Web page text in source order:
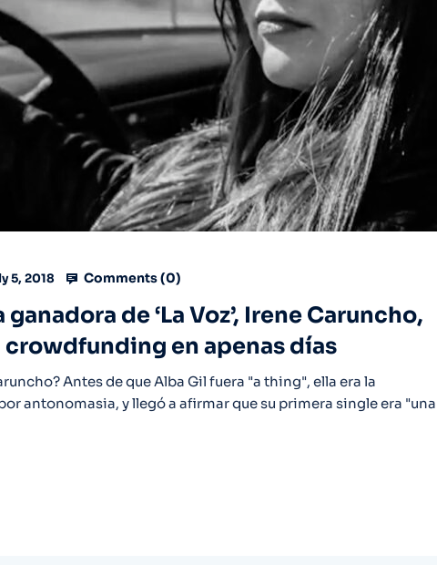
5, 2018 Comments (0)
de ‘La Voz’, Irene Caruncho,
crowdfunding en apenas días
Antes de que Alba Gil fuera "a thing", ella era la
antonomasia, y llegó a afirmar que su primera single era "una